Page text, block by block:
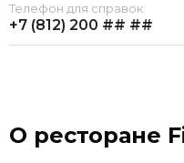
Телефон для справок:
+7 (812) 200 ## ##
О ресторане